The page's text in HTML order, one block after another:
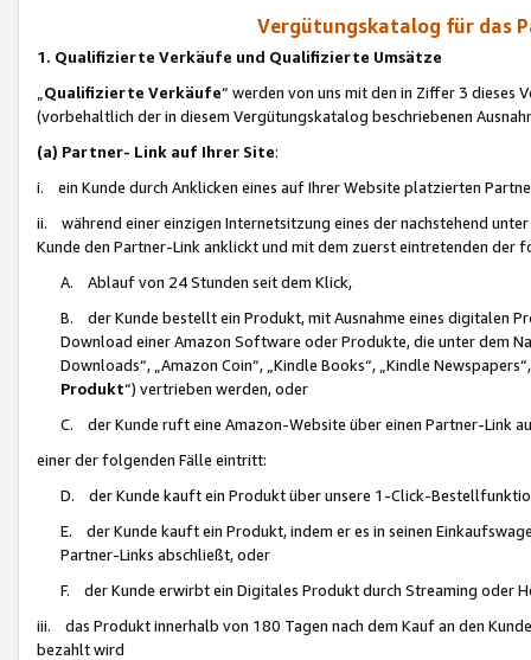
Vergütungskatalog für das
1. Qualifizierte Verkäufe und Qualifizierte Umsätze
Qualifizierte Verkäufe“ werden von uns mit den in Ziffer 3
(vorbehaltlich der in diesem Vergütungskatalog beschriebenen
(a) Partner- Link auf Ihrer Site:
i. ein Kunde durch Anklicken eines auf Ihrer Website platzierten
ii. während einer einzigen Internetsitzung eines der nachstehend
Kunde den Partner-Link anklickt und mit dem zuerst eintretenden der
A. Ablauf von 24 Stunden seit dem Klick,
B. der Kunde bestellt ein Produkt, mit Ausnahme eines digitalen
Download einer Amazon Software oder Produkte, die unter dem
Downloads“, „Amazon Coin“, „Kindle Books“, „Kindle
Produkt“) vertrieben werden, oder
C. der Kunde ruft eine Amazon-Website über einen Partner-Link
einer der folgenden Fälle eintritt:
D. der Kunde kauft ein Produkt über unsere 1-Click-
E. der Kunde kauft ein Produkt, indem er es in seinen
Partner-Links abschließt, oder
F. der Kunde erwirbt ein Digitales Produkt durch Streaming oder
iii. das Produkt innerhalb von 180 Tagen nach dem Kauf an den
bezahlt wird